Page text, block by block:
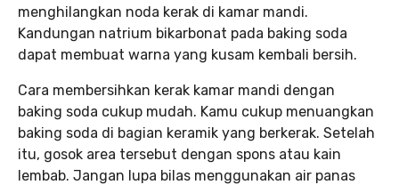
menghilangkan noda kerak di kamar mandi.
Kandungan natrium bikarbonat pada baking soda
dapat membuat warna yang kusam kembali bersih.
Cara membersihkan kerak kamar mandi dengan
baking soda cukup mudah. Kamu cukup menuangkan
baking soda di bagian keramik yang berkerak. Setelah
itu, gosok area tersebut dengan spons atau kain
lembab. Jangan lupa bilas menggunakan air panas